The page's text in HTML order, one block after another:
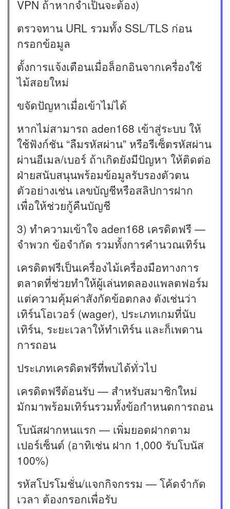
VPN ถ้าหากจำเป็นจะต้อง)
ตรวจทาน URL รวมทั้ง SSL/TLS ก่อน
กรอกข้อมูล
ตั้งการแจ้งเตือนเมื่อล็อกอินจากเครื่องใช้
ไม้สอยใหม่
ขจัดปัญหาเมื่อเข้าไม่ได้
หากไม่สามารถ aden168 เข้าสู่ระบบ ให้
ใช้ฟังก์ชัน “ลืมรหัสผ่าน” หรือรีเซ็ตรหัสผ่าน
ผ่านอีเมล/เบอร์ ถ้าเกิดยังมีปัญหา ให้ติดต่อ
ฝ่ายสนับสนุนพร้อมข้อมูลรับรองตัวตน
ตัวอย่างเช่น เลขบัญชีหรือสลิปการฝาก
เพื่อให้ช่วยกู้คืนบัญชี
3) ทำความเข้าใจ aden168 เครดิตฟรี —
จำพวก ข้อจำกัด รวมทั้งการคำนวณเทิร์น
เครดิตฟรีเป็นเครื่องไม้เครื่องมือทางการ
ตลาดที่ช่วยทำให้ผู้เล่นทดลองแพลตฟอร์ม
แต่ความคุ้มค่าสังกัดข้อตกลง ดังเช่นว่า
เทิร์นโอเวอร์ (wager), ประเภทเกมที่นับ
เทิร์น, ระยะเวลาให้ทำเทิร์น และก็เพดาน
การถอน
ประเภทเครดิตฟรีที่พบได้ทั่วไป
เครดิตฟรีต้อนรับ — สำหรับสมาชิกใหม่
มักมาพร้อมเทิร์นรวมทั้งข้อกำหนดการถอน
โบนัสฝากหนแรก — เพิ่มยอดฝากตาม
เปอร์เซ็นต์ (อาทิเช่น ฝาก 1,000 รับโบนัส
100%)
รหัสโปรโมชั่น/แจกกิจกรรม — โค้ดจำกัด
เวลา ต้องกรอกเพื่อรับ